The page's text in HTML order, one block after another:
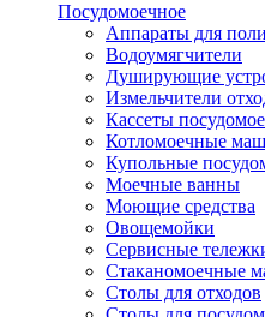
Посудомоечное
Аппараты для
Водоумягчители
Душирующие
Измельчители
Кассеты
Котломоечные
Купольные
Моечные ванны
Моющие средства
Овощемойки
Сервисные
Стаканомоечные
Столы для отходов